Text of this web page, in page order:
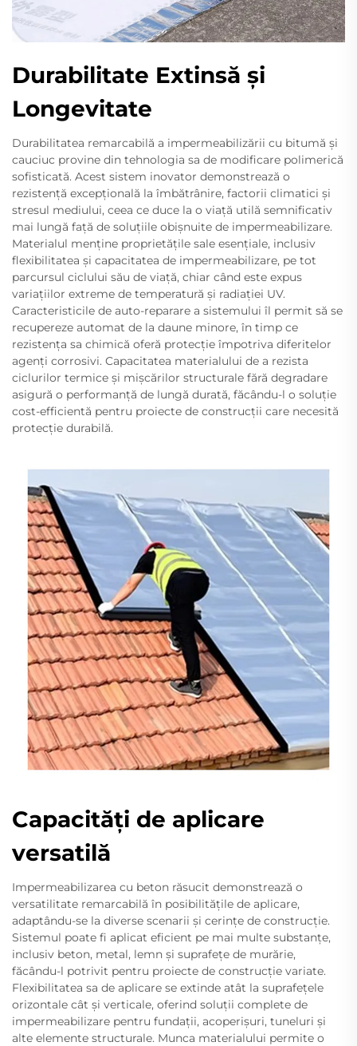
Durabilitate Extinsă și
Longevitate
Durabilitatea remarcabilă a impermeabilizării cu bitumă și
cauciuc provine din tehnologia sa de modificare polimerică
sofisticată. Acest sistem inovator demonstrează o
rezistență excepțională la îmbătrânire, factorii climatici și
stresul mediului, ceea ce duce la o viață utilă semnificativ
mai lungă față de soluțiile obișnuite de impermeabilizare.
Materialul menține proprietățile sale esențiale, inclusiv
flexibilitatea și capacitatea de impermeabilizare, pe tot
parcursul ciclului său de viață, chiar când este expus
variațiilor extreme de temperatură și radiației UV.
Caracteristicile de auto-reparare a sistemului îl permit să se
recupereze automat de la daune minore, în timp ce
rezistența sa chimică oferă protecție împotriva diferitelor
agenți corrosivi. Capacitatea materialului de a rezista
ciclurilor termice și mișcărilor structurale fără degradare
asigură o performanță de lungă durată, făcându-l o soluție
cost-efficientă pentru proiecte de construcții care necesită
protecție durabilă.
Capacități de aplicare
versatilă
Impermeabilizarea cu beton răsucit demonstrează o
versatilitate remarcabilă în posibilitățile de aplicare,
adaptându-se la diverse scenarii și cerințe de construcție.
Sistemul poate fi aplicat eficient pe mai multe substanțe,
inclusiv beton, metal, lemn și suprafețe de murărie,
făcându-l potrivit pentru proiecte de construcție variate.
Flexibilitatea sa de aplicare se extinde atât la suprafețele
orizontale cât și verticale, oferind soluții complete de
impermeabilizare pentru fundații, acoperișuri, tuneluri și
alte elemente structurale. Munca materialului permite o